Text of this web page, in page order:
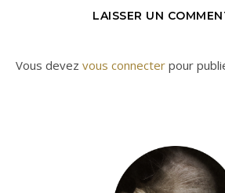
LAISSER UN
Vous devez vous connecter pour